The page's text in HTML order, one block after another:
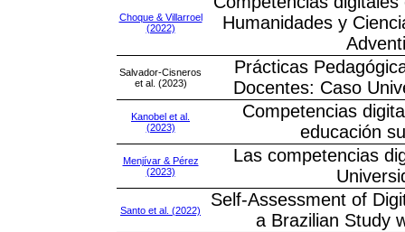
Choque & Villarroel
(2022)
Humanidades y
Salvador-Cisneros
et al. (2023)
Prácticas
Docentes: Caso
Kanobel et al.
(2023)
Competencias
educación
Menjívar & Pérez
(2023)
Las competencias
Santo et al. (2022)
Self-Assessment of
a Brazilian Study